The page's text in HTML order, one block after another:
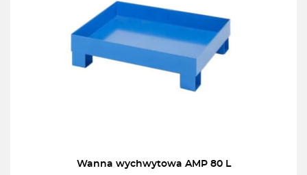
Wanna wychwytowa AMP 80 L